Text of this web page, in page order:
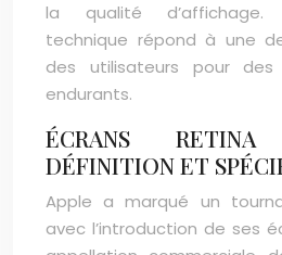
la qualité d’affichage.
technique répond à une
des utilisateurs pour des
endurants.
ÉCRANS
DÉFINITION ET
Apple a marqué un
avec l’introduction de ses